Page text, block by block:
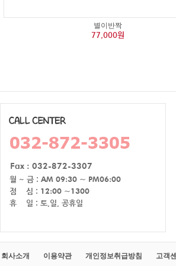
별이반짝
77,000원
회사소개 이용약관 개인정보취급방침 고객